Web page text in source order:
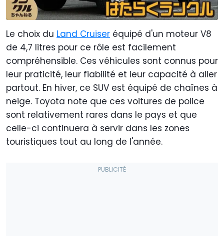
Le choix du Land Cruiser équipé d'un moteur V8
de 4,7 litres pour ce rôle est facilement
compréhensible. Ces véhicules sont connus pour
leur praticité, leur fiabilité et leur capacité à aller
partout. En hiver, ce SUV est équipé de chaînes à
neige. Toyota note que ces voitures de police
sont relativement rares dans le pays et que
celle-ci continuera à servir dans les zones
touristiques tout au long de l'année.